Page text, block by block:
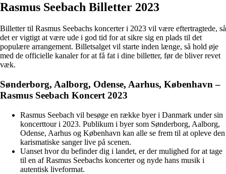
Rasmus Seebach Billetter 2023
Billetter til Rasmus Seebachs koncerter i 2023 vil være eftertragtede, så
det er vigtigt at være ude i god tid for at sikre sig en plads til det
populære arrangement. Billetsalget vil starte inden længe, så hold øje
med de officielle kanaler for at få fat i dine billetter, før de bliver revet
væk.
Sønderborg, Aalborg, Odense, Aarhus, København –
Rasmus Seebach Koncert 2023
Rasmus Seebach vil besøge en række byer i Danmark under sin
koncerttour i 2023. Publikum i byer som Sønderborg, Aalborg,
Odense, Aarhus og København kan alle se frem til at opleve den
karismatiske sanger live på scenen.
Uanset hvor du befinder dig i landet, er der mulighed for at tage
til en af Rasmus Seebachs koncerter og nyde hans musik i
autentisk liveformat.